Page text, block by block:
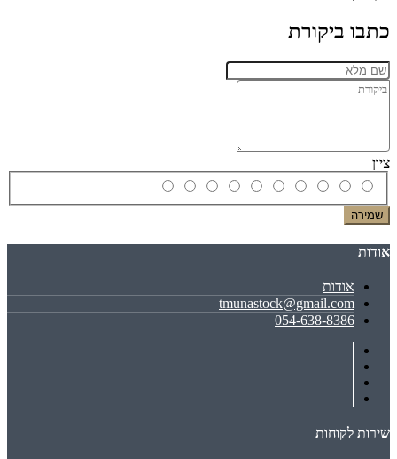
כתבו ביקורת
ציון
שמירה
אודות
אודות
tmunastock@gmail.com
054-638-8386
שירות לקוחות